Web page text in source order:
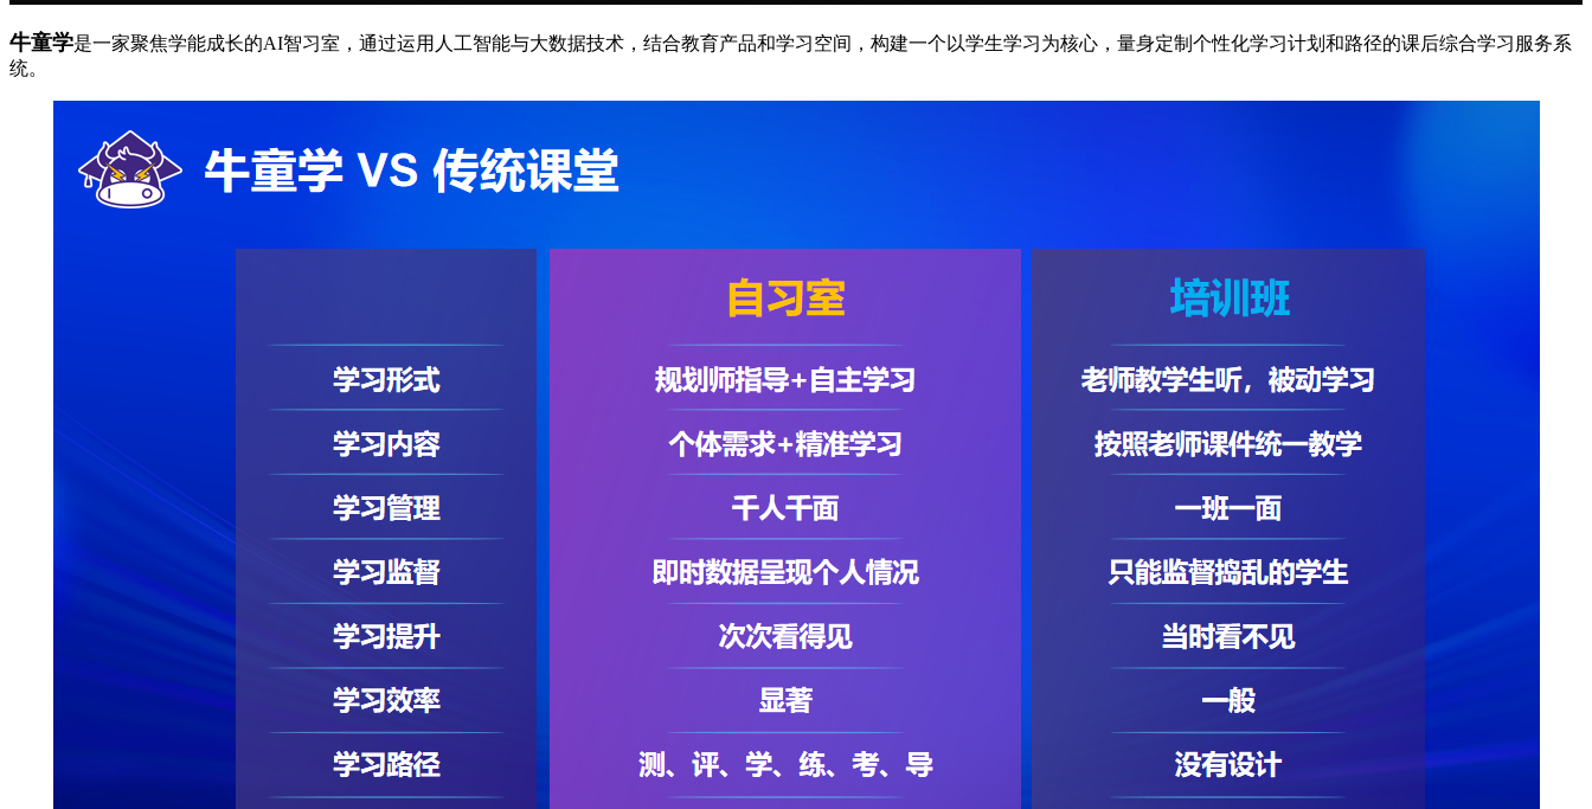
牛童学是一家聚焦学能成长的AI智习室，通过运用人工智能与大数据技术，结合教育产品和学习空间，构建一个以学生学习为核心，量身定制个性化学习计划和路径的课后综合学习服务系
统。